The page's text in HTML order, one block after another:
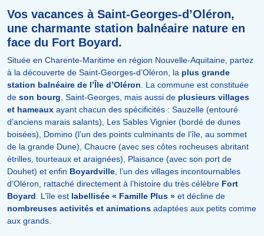
Vos vacances à Saint-Georges-d’Oléron,
une charmante station balnéaire nature en
face du Fort Boyard.
Située en Charente-Maritime en région Nouvelle-Aquitaine, partez
à la découverte de Saint-Georges-d’Oléron, la plus grande
station balnéaire de l’Île d’Oléron. La commune est constituée
de son bourg, Saint-Georges, mais aussi de plusieurs villages
et hameaux ayant chacun des spécificités : Sauzelle (entouré
d’anciens marais salants), Les Sables Vignier (bordé de dunes
boisées), Domino (l’un des points culminants de l’île, au sommet
de la grande Dune), Chaucre (avec ses côtes rocheuses abritant
étrilles, tourteaux et araignées), Plaisance (avec son port de
Douhet) et enfin Boyardville, l’un des villages incontournables
d’Oléron, rattaché directement à l’histoire du très célèbre Fort
Boyard. L’île est labellisée « Famille Plus » et décline de
nombreuses activités et animations adaptées aux petits comme
aux grands.